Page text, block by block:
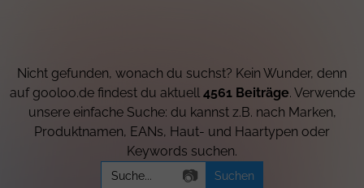
Nicht gefunden, wonach du suchst? Kein Wunder, denn
auf gooloo.de findest du aktuell 4561 Beiträge. Verwende
unsere einfache Suche: du kannst z.B. nach Marken,
Produktnamen, EANs, Haut- und Haartypen oder
Keywords suchen.
Search
for:
📷